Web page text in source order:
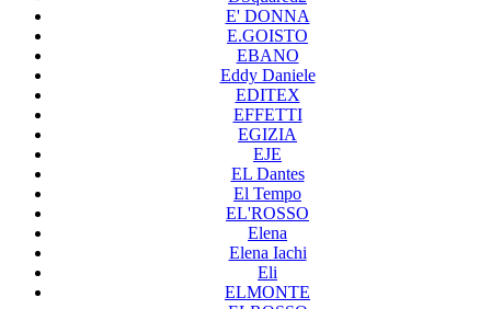
E' DONNA
E.GOISTO
EBANO
Eddy Daniele
EDITEX
EFFETTI
EGIZIA
EJE
EL Dantes
El Tempo
EL'ROSSO
Elena
Elena Iachi
Eli
ELMONTE